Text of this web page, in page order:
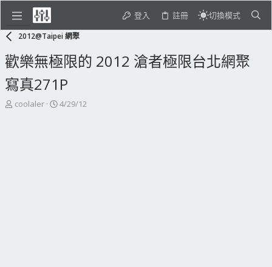
登入 註冊 切換模式
2012@Taipei 網聚
歡樂無極限的 2012 滄者極限台北網聚
寫真271P
主
coolaler
開
4/29/12